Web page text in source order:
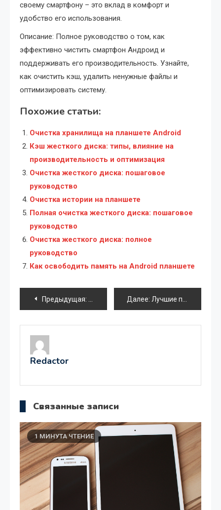
своему смартфону – это вклад в комфорт и
удобство его использования.
Описание: Полное руководство о том, как
эффективно чистить смартфон Андроид и
поддерживать его производительность. Узнайте,
как очистить кэш, удалить ненужные файлы и
оптимизировать систему.
Похожие статьи:
Очистка хранилища на планшете Android
Кэш жесткого диска: типы, влияние на
производительность и оптимизация
Очистка жесткого диска: пошаговое
руководство
Очистка истории на планшете
Полная очистка жесткого диска: пошаговое
руководство
Очистка жесткого диска: полное
руководство
Как освободить память на Android планшете
Навигация
по
записям
Предыдущая: Обзор процессоров Intel для сокета 775
Далее: Лучшие приложения для LG E455
Redactor
Связанные записи
1 МИНУТА ЧТЕНИЕ